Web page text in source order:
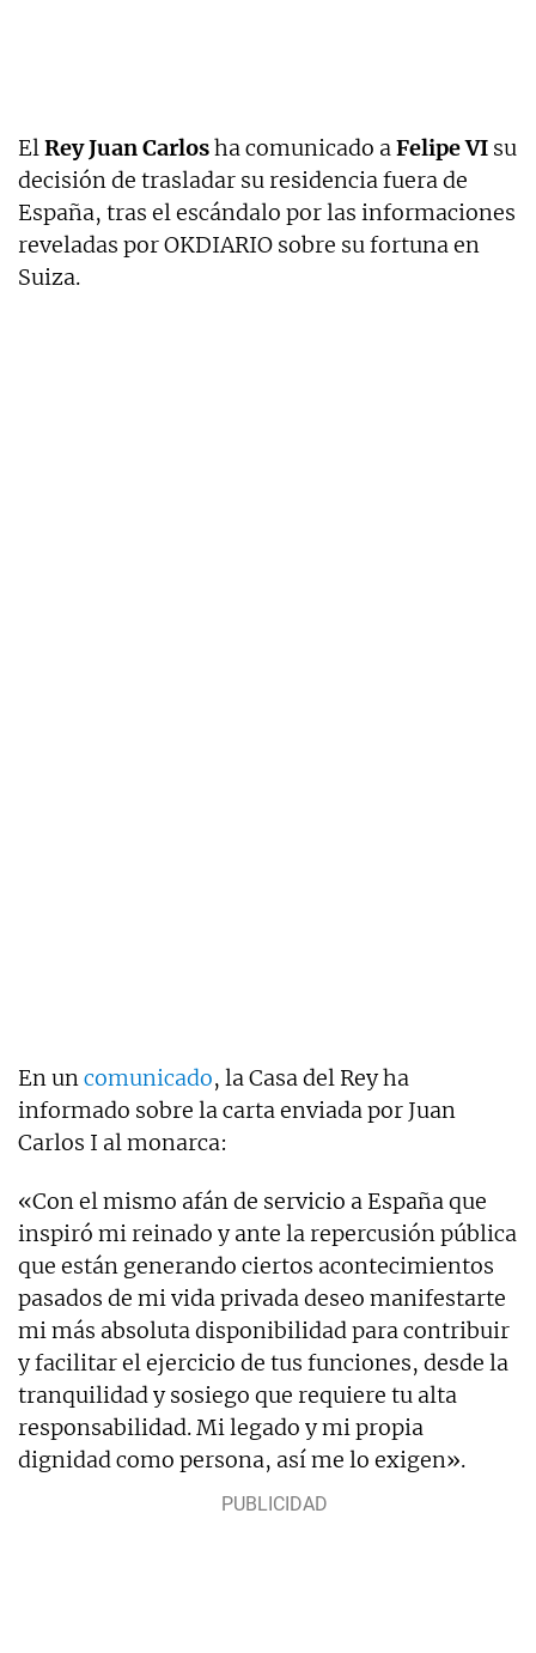
ElRey Juan Carlosha comunicado aFelipe VI su
decisión de trasladar su residencia fuera de
España, tras el escándalo por las informaciones
reveladas por OKDIARIO sobre su fortuna en
Suiza.
En uncomunicado, la Casa del Rey ha
informado sobre la carta enviada por Juan
Carlos I al monarca:
«Con el mismo afán de servicio a España que
inspiró mi reinado y ante la repercusión pública
que están generando ciertos acontecimientos
pasados de mi vida privada deseo manifestarte
mi más absoluta disponibilidad para contribuir
y facilitar el ejercicio de tus funciones, desde la
tranquilidad y sosiego que requiere tu alta
responsabilidad. Mi legado y mi propia
dignidad como persona, así me lo exigen».